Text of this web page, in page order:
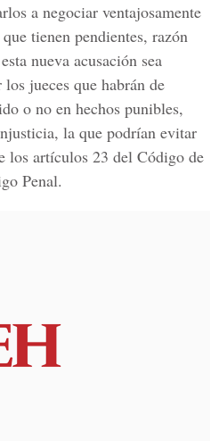
a negociar ventajosamente
tienen pendientes, razón
nueva acusación sea
jueces que habrán de
o no en hechos punibles,
la que podrían evitar
los artículos 23 del Código de
Penal.